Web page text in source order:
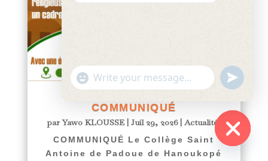
COMMUNIQUÉ
parYawo KLOUSSE| Juil 29, 2026|Actualités
COMMUNIQUÉ Le Collège Saint
Antoine de Padoue de Hanoukopé
"+chaty_settings.lang.emoji_picker+"
WhatsApp
undefined